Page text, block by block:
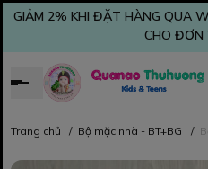
GIẢM 2% KHI ĐẶT HÀNG QUA
CHO ĐƠN
Trang chủ / Bộ mặc nhà - BT+BG /